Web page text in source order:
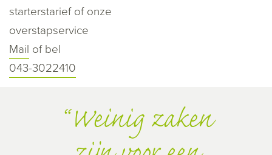
starterstarief of onze
overstapservice
Mail of bel
043-3022410
Weinig zaken